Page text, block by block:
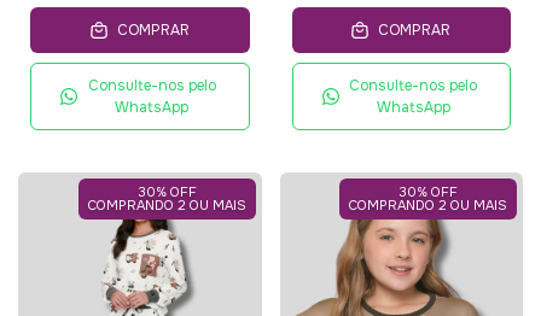
COMPRAR
Consulte-nos pelo
WhatsApp
COMPRAR
Consulte-nos pelo
WhatsApp
30% OFF
COMPRANDO 2 OU MAIS
30% OFF
COMPRANDO 2 OU MAIS